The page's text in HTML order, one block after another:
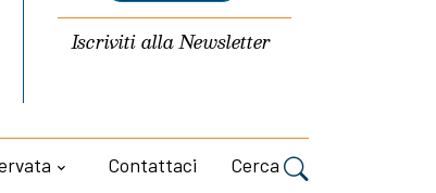
Iscriviti allaNewsletter
Contattaci Cerca